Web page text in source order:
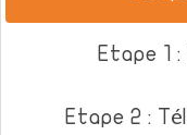
Etape
Etape 2 :